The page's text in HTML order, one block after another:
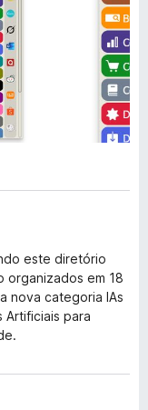
este diretório
organizados em 18
nova categoria IAs
Artificiais para